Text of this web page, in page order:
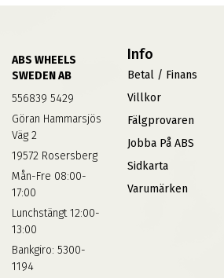
ABS WHEELS
SWEDEN AB
556839 5429
Göran Hammarsjös
Väg 2
19572 Rosersberg
Mån-Fre 08:00-
17:00
Lunchstängt 12:00-
13:00
Bankgiro: 5300-
1194
Info
Betal / Finans
Villkor
Fälgprovaren
Jobba På ABS
Sidkarta
Varumärken